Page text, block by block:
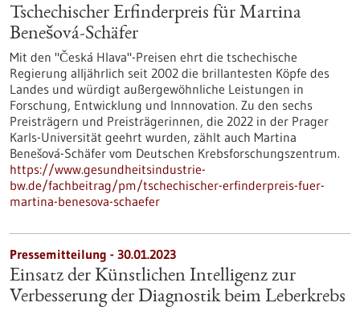
Tschechischer Erfinderpreis für Martina
Benešová-Schäfer
Mit den "Česká Hlava"-Preisen ehrt die tschechische
Regierung alljährlich seit 2002 die brillantesten Köpfe des
Landes und würdigt außergewöhnliche Leistungen in
Forschung, Entwicklung und Innnovation. Zu den sechs
Preisträgern und Preisträgerinnen, die 2022 in der Prager
Karls-Universität geehrt wurden, zählt auch Martina
Benešová-Schäfer vom Deutschen Krebsforschungszentrum.
https://www.gesundheitsindustrie-
bw.de/fachbeitrag/pm/tschechischer-erfinderpreis-fuer-
martina-benesova-schaefer
Pressemitteilung - 30.01.2023
Einsatz der Künstlichen Intelligenz zur
Verbesserung der Diagnostik beim Leberkrebs